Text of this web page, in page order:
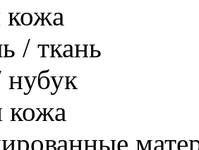
кожа
/ ткань
кожа